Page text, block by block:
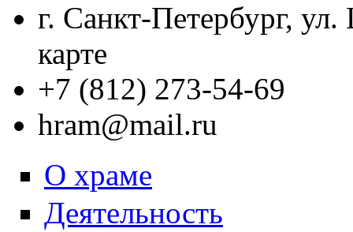
г. Санкт-Петербург,
карте
+7 (812) 273-54-69
hram@mail.ru
О храме
Деятельность